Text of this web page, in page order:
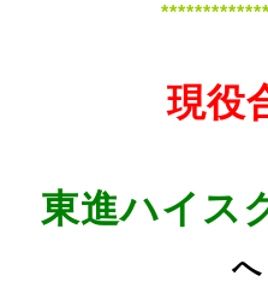
現役
東進ハイス
へ